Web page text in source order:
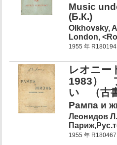
Music
(Б.К.)
Olkhovsky,
London,
1955 年 R180194
レオニー
1983）
い （古
Рампа и
Леонидов
1955 年 R180467